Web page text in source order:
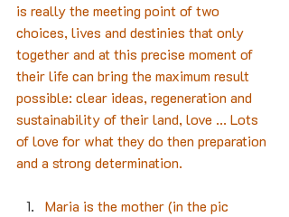
is really the meeting point of two
choices, lives and destinies that only
together and at this precise moment of
their life can bring the maximum result
possible: clear ideas, regeneration and
sustainability of their land, love ... Lots
of love for what they do then preparation
and a strong determination.
Maria is the mother (in the pic